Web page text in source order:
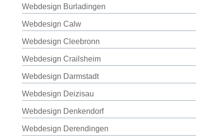
Webdesign Burladingen
Webdesign Calw
Webdesign Cleebronn
Webdesign Crailsheim
Webdesign Darmstadt
Webdesign Deizisau
Webdesign Denkendorf
Webdesign Derendingen